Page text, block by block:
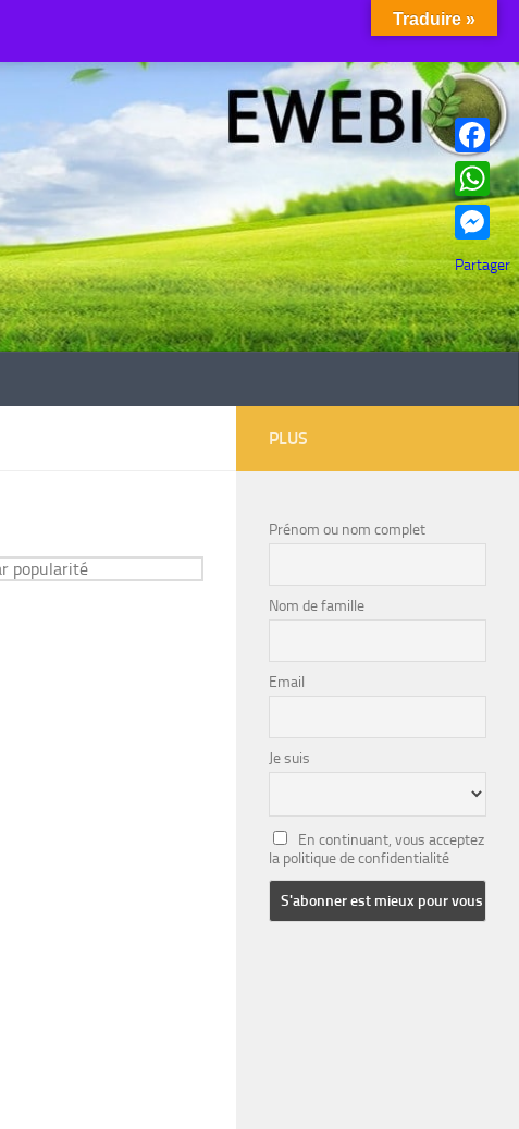
PLUS
Prénom ou nom complet
Nom de famille
Email
Je suis
En continuant, vous acceptez
la politique de confidentialité
Facebook
WhatsApp
Partager
Traduire »